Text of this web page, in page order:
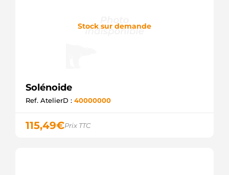
Stock sur demande
Solénoide
Ref. AtelierD : 40000000
115,49€Prix TTC